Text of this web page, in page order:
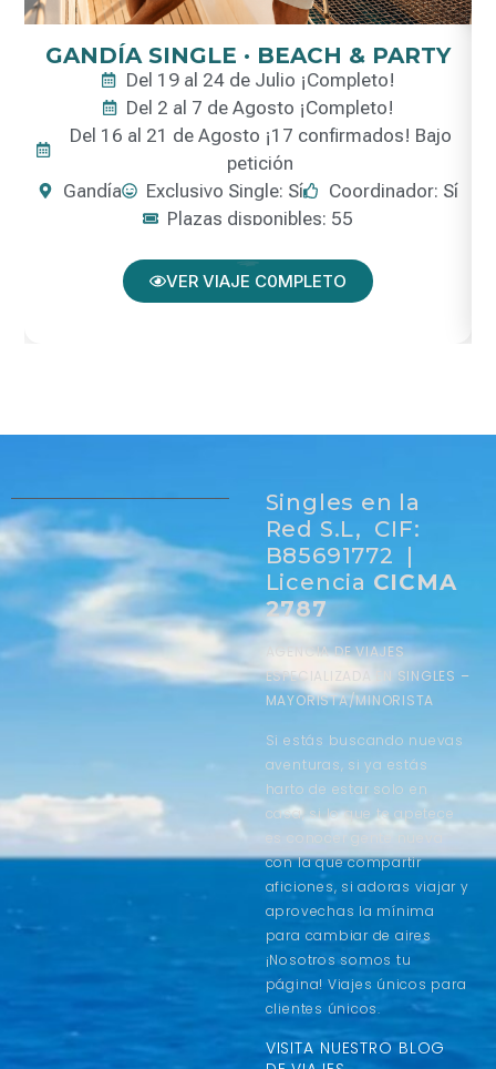
GANDÍA SINGLE · BEACH & PARTY
Del 19 al 24 de Julio ¡Completo!
Del 2 al 7 de Agosto ¡Completo!
Del 16 al 21 de Agosto ¡17 confirmados! Bajo
petición
Gandía
Exclusivo Single: Sí
Coordinador: Sí
Plazas disponibles: 55
VER VIAJE C0MPLETO
Singles en la
Red S.L, CIF:
B85691772 |
Licencia CICMA
2787
AGENCIA DE VIAJES
ESPECIALIZADA EN SINGLES –
MAYORISTA/MINORISTA
Si estás buscando nuevas
aventuras, si ya estás
harto de estar solo en
casa, si lo que te apetece
es conocer gente nueva
con la que compartir
aficiones, si adoras viajar y
aprovechas la mínima
para cambiar de aires
¡Nosotros somos tu
página! Viajes únicos para
clientes únicos.
VISITA NUESTRO BLOG